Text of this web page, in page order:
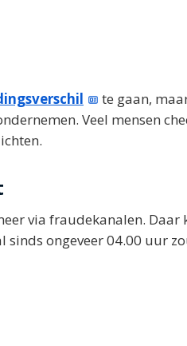
te gaan,
Veel mensen
via fraudekanalen. Daar
ongeveer 04.00 uur